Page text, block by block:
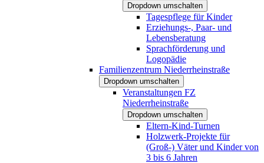
Dropdown umschalten
Tagespflege für Kinder
Erziehungs-, Paar- und
Lebensberatung
Sprachförderung und
Logopädie
Familienzentrum Niederrheinstraße
Dropdown umschalten
Veranstaltungen FZ
Niederrheinstraße
Dropdown umschalten
Eltern-Kind-Turnen
Holzwerk-Projekte für
(Groß-) Väter und Kinder von
3 bis 6 Jahren